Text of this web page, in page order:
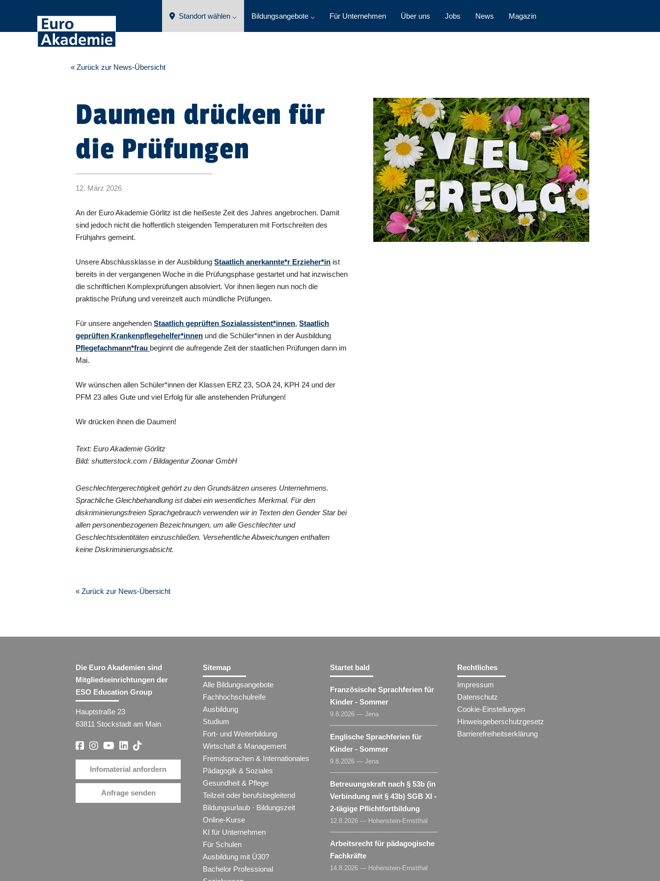
Standort wählen ⌵ Bildungsangebote ⌵ Für Unternehmen Über uns Jobs News Magazin
« Zurück zur News-Übersicht
Daumen drücken für
die Prüfungen
12. März 2026
An der Euro Akademie Görlitz ist die heißeste Zeit des Jahres angebrochen. Damit
sind jedoch nicht die hoffentlich steigenden Temperaturen mit Fortschreiten des
Frühjahrs gemeint.
Unsere Abschlussklasse in der AusbildungStaatlich anerkannte*r Erzieher*in ist
bereits in der vergangenen Woche in die Prüfungsphase gestartet und hat inzwischen
die schriftlichen Komplexprüfungen absolviert. Vor ihnen liegen nun noch die
praktische Prüfung und vereinzelt auch mündliche Prüfungen.
Für unsere angehendenStaatlich geprüften Sozialassistent*innen,Staatlich
geprüften Krankenpflegehelfer*innen und die Schüler*innen in der Ausbildung
Pflegefachmann*frau beginnt die aufregende Zeit der staatlichen Prüfungen dann im
Mai.
Wir wünschen allen Schüler*innen der Klassen ERZ 23, SOA 24, KPH 24 und der
PFM 23 alles Gute und viel Erfolg für alle anstehenden Prüfungen!
Wir drücken ihnen die Daumen!
Text: Euro Akademie Görlitz
Bild: shutterstock.com / Bildagentur Zoonar GmbH
Geschlechtergerechtigkeit gehört zu den Grundsätzen unseres Unternehmens.
Sprachliche Gleichbehandlung ist dabei ein wesentliches Merkmal. Für den
diskriminierungsfreien Sprachgebrauch verwenden wir in Texten den Gender Star bei
allen personenbezogenen Bezeichnungen, um alle Geschlechter und
Geschlechtsidentitäten einzuschließen. Versehentliche Abweichungen enthalten
keine Diskriminierungsabsicht.
« Zurück zur News-Übersicht
Die Euro Akademien sind
Mitgliedseinrichtungen der
ESO Education Group
Hauptstraße 23
63811 Stockstadt am Main
Infomaterial anfordern
Anfrage senden
Sitemap
Alle Bildungsangebote
Fachhochschulreife
Ausbildung
Studium
Fort- und Weiterbildung
Wirtschaft & Management
Fremdsprachen & Internationales
Pädagogik & Soziales
Gesundheit & Pflege
Teilzeit oder berufsbegleitend
Bildungsurlaub · Bildungszeit
Online-Kurse
KI für Unternehmen
Für Schulen
Ausbildung mit Ü30?
Bachelor Professional
Startet bald
Französische Sprachferien für
Kinder - Sommer
9.8.2026 — Jena
Englische Sprachferien für
Kinder - Sommer
9.8.2026 — Jena
Betreuungskraft nach § 53b (in
Verbindung mit § 43b) SGB XI -
2-tägige Pflichtfortbildung
12.8.2026 — Hohenstein-Ernstthal
Arbeitsrecht für pädagogische
Fachkräfte
14.8.2026 — Hohenstein-Ernstthal
Rechtliches
Impressum
Datenschutz
Cookie-Einstellungen
Hinweisgeberschutzgesetz
Barrierefreiheitserklärung